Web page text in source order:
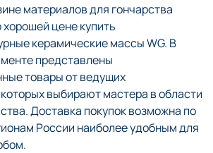
материалов для гончарства
цене купить
керамические массы WG. В
представлены
товары от ведущих
выбирают мастера в области
Доставка покупок возможна по
России наиболее удобным для